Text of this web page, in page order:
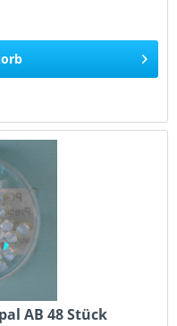
AB 48 Stück